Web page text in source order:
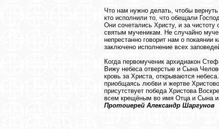
Что нам нужно делать, чтобы
кто исполнили то, что обещали
Они сочетались Христу, и за
святым мученикам. Не случайно
непрестанно говорит нам о
заключено исполнение всех
Когда первомученик архидиакон
Вижу небеса отверстые и Сына
кровь за Христа, открываются
приобщаясь любви и жертве
присутствует победа Христова
всем крещёным во имя Отца и Сына
Протоиерей Александр Шаргунов